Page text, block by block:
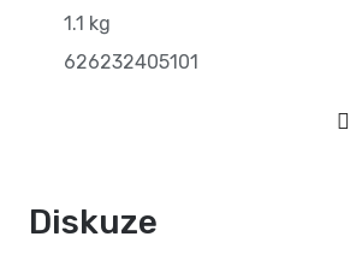
1.1 kg
626232405101
Diskuze